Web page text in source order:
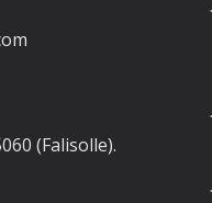
(Falisolle).